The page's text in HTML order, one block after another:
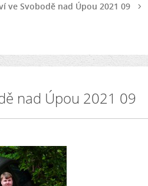
ve Svobodě nad Úpou 2021 09
nad Úpou 2021 09